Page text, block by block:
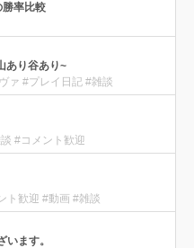
勝率比較
あり谷あり~
ァ #プレイ日記 #雑談
#コメント歓迎
ト歓迎 #動画 #雑談
います。